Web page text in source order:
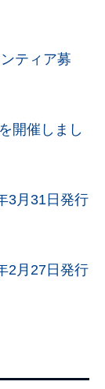
ティア募
開催しまし
3月31日発行
2月27日発行